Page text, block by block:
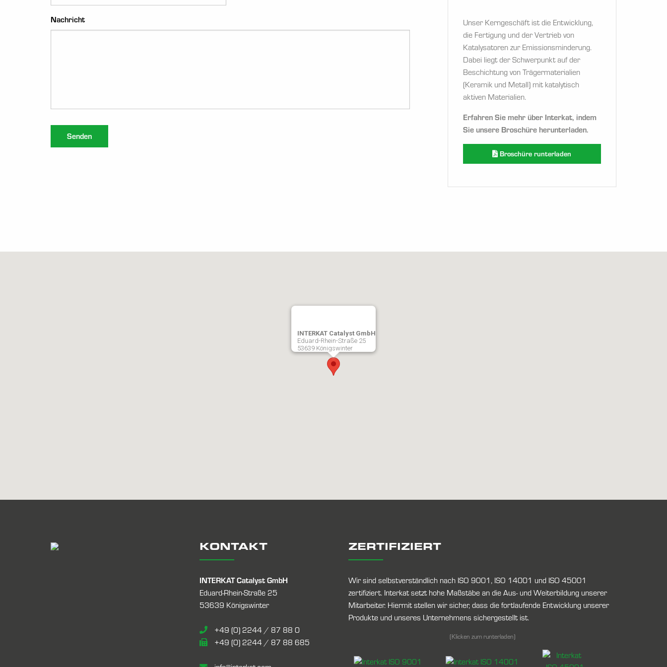
Nachricht
Unser Kerngeschäft ist die Entwicklung,
die Fertigung und der Vertrieb von
Katalysatoren zur Emissionsminderung.
Dabei liegt der Schwerpunkt auf der
Beschichtung von Trägermaterialien
(Keramik und Metall) mit katalytisch
aktiven Materialien.
Erfahren Sie mehr über Interkat, indem
Sie unsere Broschüre herunterladen.
Broschüre runterladen
INTERKAT Catalyst GmbH
Eduard-Rhein-Straße 25
53639 Königswinter
KONTAKT
INTERKAT Catalyst GmbH
Eduard-Rhein-Straße 25
53639 Königswinter
+49 (0) 2244 / 87 88 0
+49 (0) 2244 / 87 88 685
ZERTIFIZIERT
Wir sind selbstverständlich nach ISO 9001, ISO 14001 und ISO 45001
zertifiziert. Interkat setzt hohe Maßstäbe an die Aus- und Weiterbildung unserer
Mitarbeiter. Hiermit stellen wir sicher, dass die fortlaufende Entwicklung unserer
Produkte und unseres Unternehmens sichergestellt ist.
(Klicken zum runterladen)